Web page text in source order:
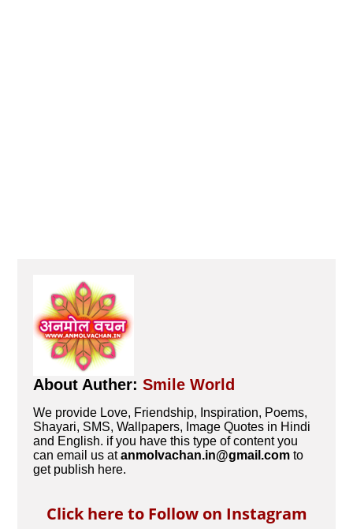
About Auther:Smile World
We provide Love, Friendship, Inspiration, Poems,
Shayari, SMS, Wallpapers, Image Quotes in Hindi
and English. if you have this type of content you
can email us atanmolvachan.in@gmail.com to
get publish here.
Click here to Follow on Instagram